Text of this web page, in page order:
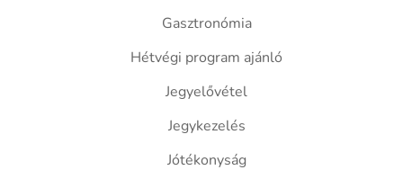
Gasztronómia
Hétvégi program ajánló
Jegyelővétel
Jegykezelés
Jótékonyság